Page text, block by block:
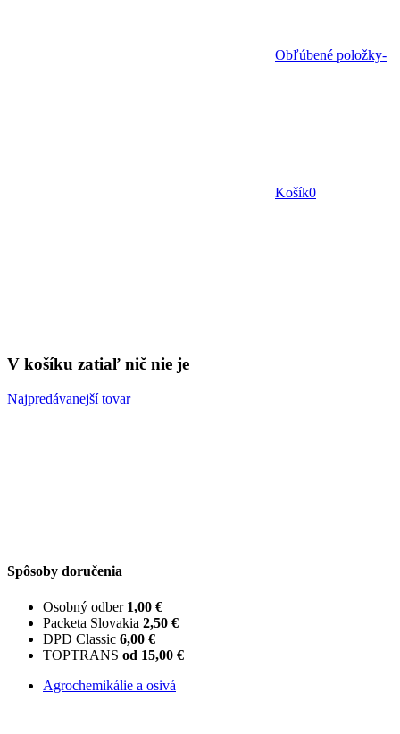
Obľúbené položky-
Košík0
V košíku zatiaľ nič nie je
Najpredávanejší tovar
Spôsoby doručenia
Osobný odber 1,00 €
Packeta Slovakia 2,50 €
DPD Classic 6,00 €
TOPTRANS od 15,00 €
Agrochemikálie a osivá